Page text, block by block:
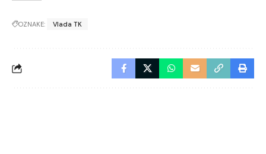
OZNAKE: Vlada TK